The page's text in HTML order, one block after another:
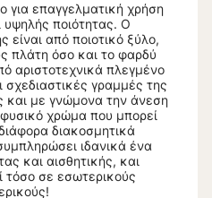
για επαγγελματική χρήση
υψηλής ποιότητας. Ο
από ποιοτικό ξύλο,
πλάτη όσο και το φαρδύ
αριστοτεχνικά πλεγμένο
σχεδιαστικές γραμμές της
και με γνώμονα την άνεση
χρώμα που μπορεί
διακοσμητικά
ιδανικά ένα
και αισθητικής, και
τόσο σε εσωτερικούς